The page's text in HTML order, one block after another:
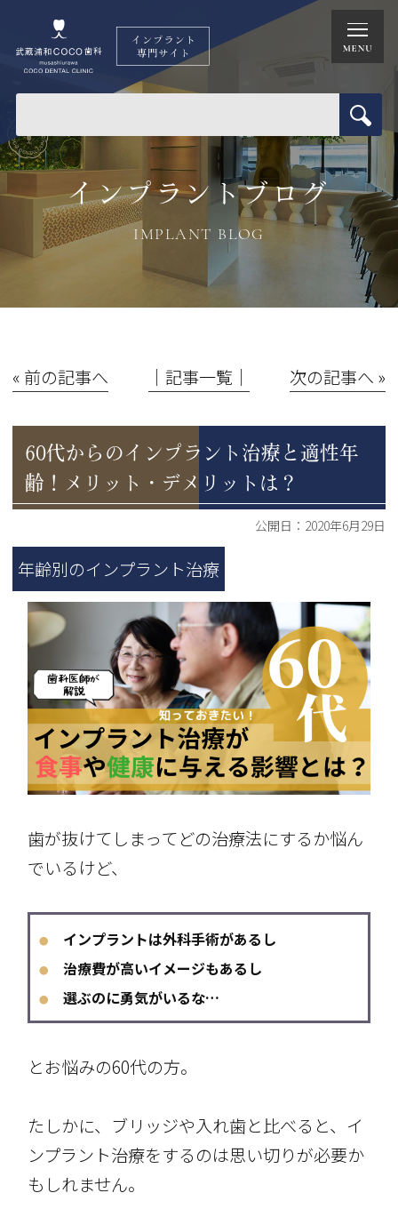
インプラントブログ
IMPLANT BLOG
« 前の記事へ │記事一覧│ 次の記事へ »
60代からのインプラント治療と適性年
齢！メリット・デメリットは？
公開日： 2020年6月29日
年齢別のインプラント治療
歯が抜けてしまってどの治療法にするか悩ん
でいるけど、
● インプラントは外科手術があるし
● 治療費が高いイメージもあるし
● 選ぶのに勇気がいるな…
とお悩みの60代の方。
たしかに、ブリッジや入れ歯と比べると、イ
ンプラント治療をするのは思い切りが必要か
もしれません。